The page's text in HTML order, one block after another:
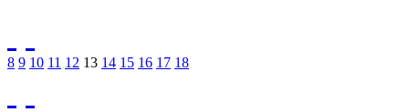
8 9 10 11 12 13 14 15 16 17 18